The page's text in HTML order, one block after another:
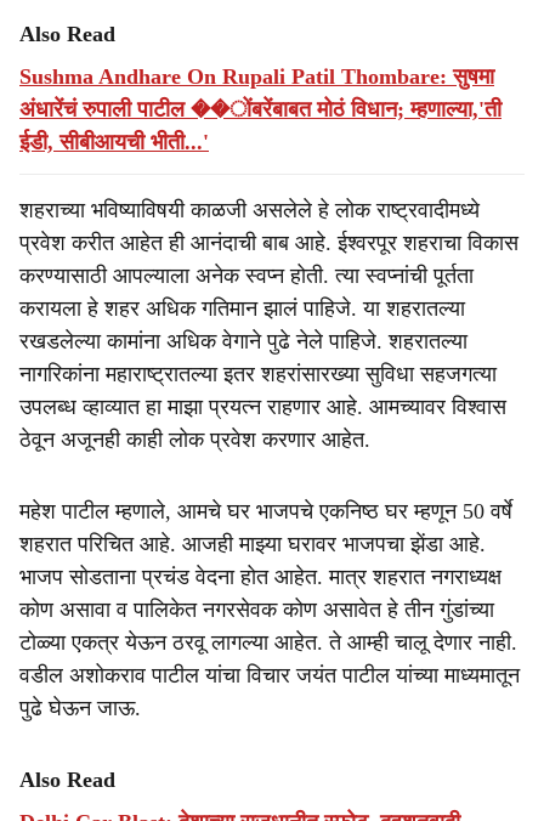
Also Read
Sushma Andhare On Rupali Patil Thombare: सुषमा
अंधारेंचं रुपाली पाटील ��ोंबरेंबाबत मोठं विधान; म्हणाल्या,'ती
ईडी, सीबीआयची भीती...'
शहराच्या भविष्याविषयी काळजी असलेले हे लोक राष्ट्रवादीमध्ये
प्रवेश करीत आहेत ही आनंदाची बाब आहे. ईश्वरपूर शहराचा विकास
करण्यासाठी आपल्याला अनेक स्वप्न होती. त्या स्वप्नांची पूर्तता
करायला हे शहर अधिक गतिमान झालं पाहिजे. या शहरातल्या
रखडलेल्या कामांना अधिक वेगाने पुढे नेले पाहिजे. शहरातल्या
नागरिकांना महाराष्ट्रातल्या इतर शहरांसारख्या सुविधा सहजगत्या
उपलब्ध व्हाव्यात हा माझा प्रयत्न राहणार आहे. आमच्यावर विश्वास
ठेवून अजूनही काही लोक प्रवेश करणार आहेत.
महेश पाटील म्हणाले, आमचे घर भाजपचे एकनिष्ठ घर म्हणून 50 वर्षे
शहरात परिचित आहे. आजही माझ्या घरावर भाजपचा झेंडा आहे.
भाजप सोडताना प्रचंड वेदना होत आहेत. मात्र शहरात नगराध्यक्ष
कोण असावा व पालिकेत नगरसेवक कोण असावेत हे तीन गुंडांच्या
टोळ्या एकत्र येऊन ठरवू लागल्या आहेत. ते आम्ही चालू देणार नाही.
वडील अशोकराव पाटील यांचा विचार जयंत पाटील यांच्या माध्यमातून
पुढे घेऊन जाऊ.
Also Read